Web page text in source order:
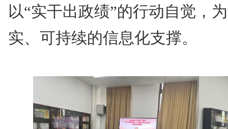
以“实干出政绩”的行动自觉，
实、可持续的信息化支撑。